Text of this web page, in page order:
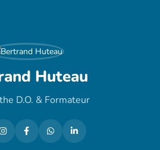
Huteau
D.O. & Formateur